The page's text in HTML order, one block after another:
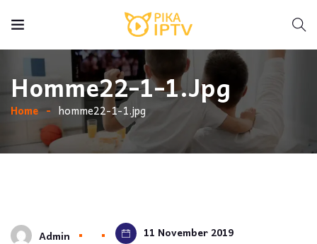
Homme22-1-1.jpg
Home homme22-1-1.jpg
Admin 11 November 2019